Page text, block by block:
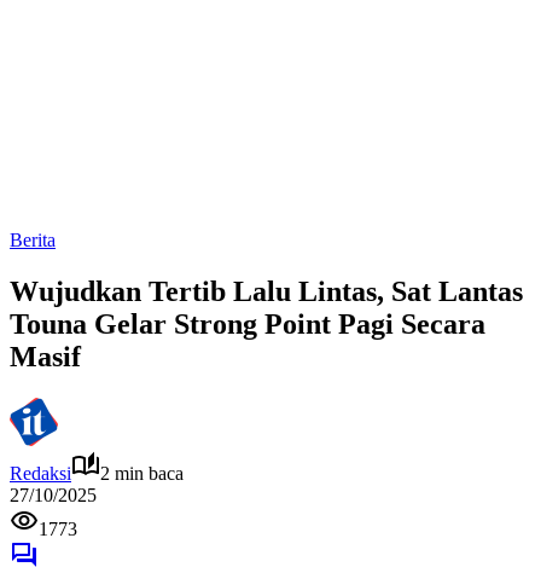
Berita
Wujudkan Tertib Lalu Lintas, Sat Lantas
Touna Gelar Strong Point Pagi Secara
Masif
Redaksi
2 min baca
27/10/2025
1773